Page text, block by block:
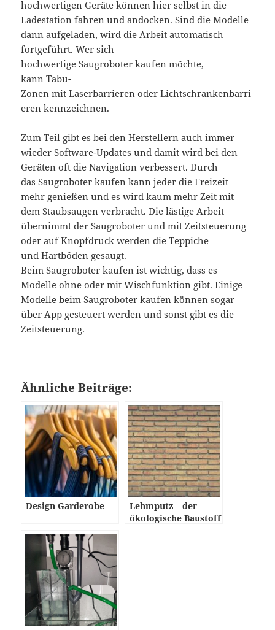
hochwertigen Geräte können hier selbst in die
Ladestation fahren und andocken. Sind die Modelle
dann aufgeladen, wird die Arbeit automatisch
fortgeführt. Wer sich
hochwertige Saugroboter kaufen möchte,
kann Tabu-
Zonen mit Laserbarrieren oder Lichtschrankenbarri
eren kennzeichnen.
Zum Teil gibt es bei den Herstellern auch immer
wieder Software-Updates und damit wird bei den
Geräten oft die Navigation verbessert. Durch
das Saugroboter kaufen kann jeder die Freizeit
mehr genießen und es wird kaum mehr Zeit mit
dem Staubsaugen verbracht. Die lästige Arbeit
übernimmt der Saugroboter und mit Zeitsteuerung
oder auf Knopfdruck werden die Teppiche
und Hartböden gesaugt.
Beim Saugroboter kaufen ist wichtig, dass es
Modelle ohne oder mit Wischfunktion gibt. Einige
Modelle beim Saugroboter kaufen können sogar
über App gesteuert werden und sonst gibt es die
Zeitsteuerung.
Ähnliche Beiträge:
Design Garderobe
Lehmputz – der
ökologische Baustoff